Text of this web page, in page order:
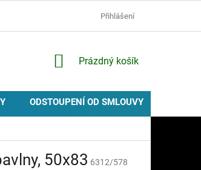
ZÁSADY POUŽÍVÁNÍ COOKIES
Přihlášení
NÁKUPNÍ
Prázdný košík
ODSTOUPENÍ OD SMLOUVY
50x83 6312/578